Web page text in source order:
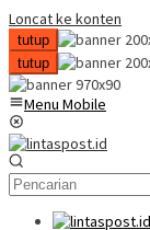
Loncat ke konten
tutup
tutup
Menu Mobile